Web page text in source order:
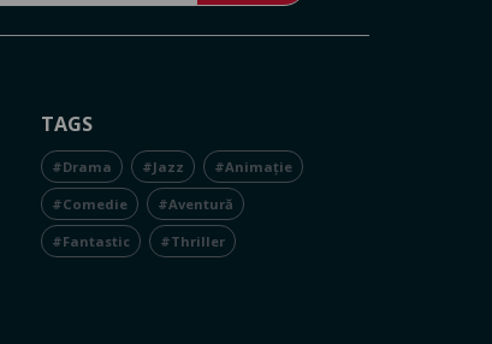
TAGS
#Drama #Jazz #Animație
#Comedie #Aventură
#Fantastic #Thriller